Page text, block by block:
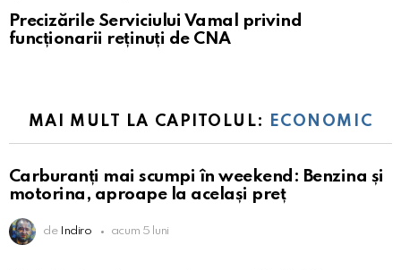
Precizările Serviciului Vamal privind
funcționarii reținuți de CNA
MAI MULT LA CAPITOLUL: ECONOMIC
Carburanți mai scumpi în weekend: Benzina și
motorina, aproape la același preț
de Indiro acum 5 luni